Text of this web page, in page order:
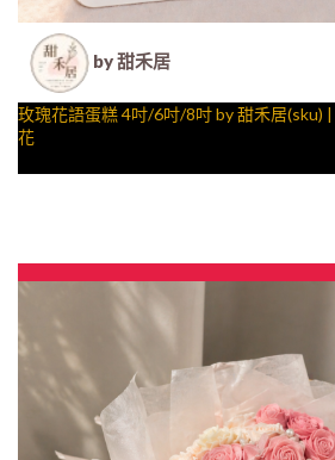
by 甜禾居
玫瑰花語蛋糕 4吋/6吋/8吋 by 甜禾居(sku) | #我愛你 #母親最愛 #裱
花